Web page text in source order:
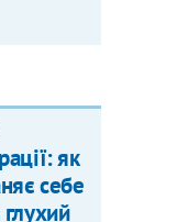
як
себе
глухий